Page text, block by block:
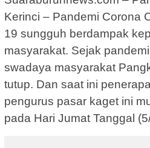
Kerinci – Pandemi Corona
19 sungguh berdampak
masyarakat. Sejak
swadaya masyarakat
tutup. Dan saat ini
pengurus pasar kaget ini
pada Hari Jumat Tanggal